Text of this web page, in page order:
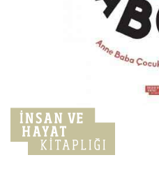
Resim
galerisinin
başına
atla